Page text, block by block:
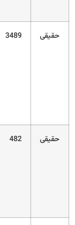
حقیقی 3489
حقیقی 482